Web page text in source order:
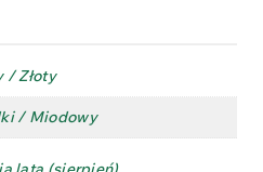
/ Złoty
/ Miodowy